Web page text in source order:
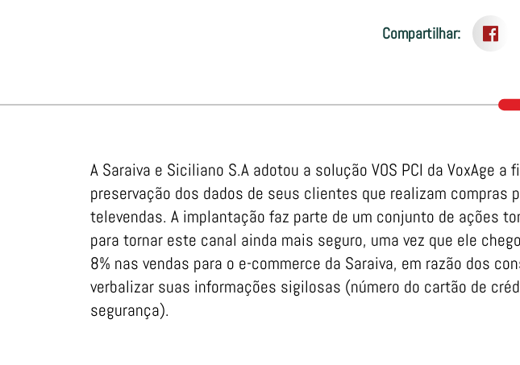
Compartilhar:
A Saraiva e Siciliano S.A adotou a solução VOS PCI da VoxAge a
preservação dos dados de seus clientes que realizam compras
televendas. A implantação faz parte de um conjunto de ações
para tornar este canal ainda mais seguro, uma vez que ele
8% nas vendas para o e-commerce da Saraiva, em razão dos
verbalizar suas informações sigilosas (número do cartão de
segurança).